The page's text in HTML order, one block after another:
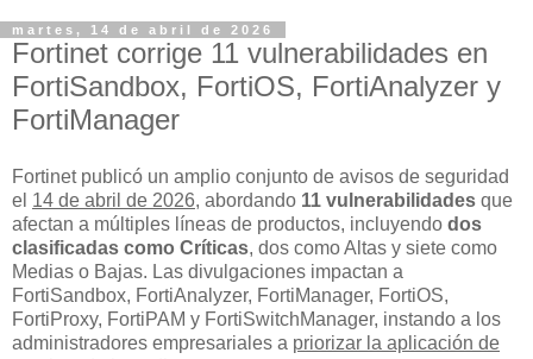
martes, 14 de abril de 2026
Fortinet corrige 11 vulnerabilidades en
FortiSandbox, FortiOS, FortiAnalyzer y
FortiManager
Fortinet publicó un amplio conjunto de avisos de seguridad
el 14 de abril de 2026, abordando 11 vulnerabilidades que
afectan a múltiples líneas de productos, incluyendo dos
clasificadas como Críticas, dos como Altas y siete como
Medias o Bajas. Las divulgaciones impactan a
FortiSandbox, FortiAnalyzer, FortiManager, FortiOS,
FortiProxy, FortiPAM y FortiSwitchManager, instando a los
administradores empresariales a priorizar la aplicación de